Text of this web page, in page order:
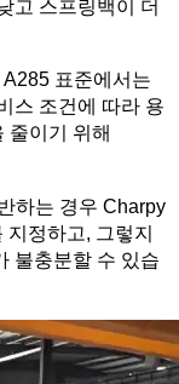
고 스프링백이 더
표준에서는
스 조건에 따라 용
줄이기 위해
하는 경우 Charpy
지정하고, 그렇지
불충분할 수 있습